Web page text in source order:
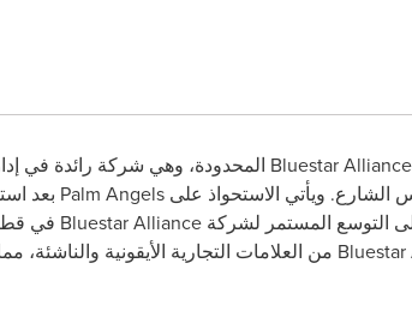
Bluestar Alliance المحدودة، وهي شركة رائدة في
الشارع. ويأتي الاستحواذ علىPalm Angels بعد
التوسع المستمر لشركةBluestar Alliance في
من العلامات التجارية الأيقونية